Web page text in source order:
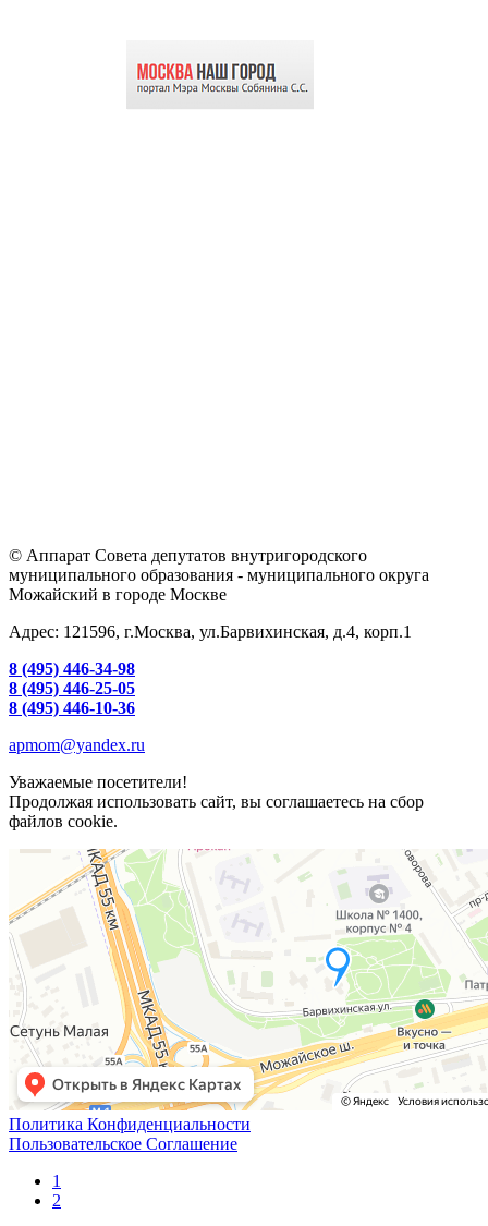
© Аппарат Совета депутатов внутригородского
муниципального образования - муниципального округа
Можайский в городе Москве
Адрес: 121596, г.Москва, ул.Барвихинская, д.4, корп.1
8 (495) 446-34-98
8 (495) 446-25-05
8 (495) 446-10-36
apmom@yandex.ru
Уважаемые посетители!
Продолжая использовать сайт, вы соглашаетесь на сбор
файлов cookie.
Политика Конфиденциальности
Пользовательское Соглашение
1
2